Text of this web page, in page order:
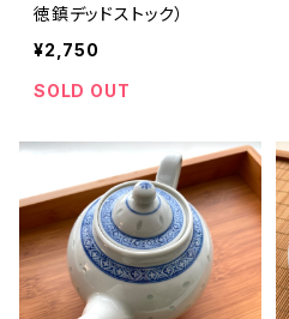
徳鎮デッドストック）
¥2,750
SOLD OUT